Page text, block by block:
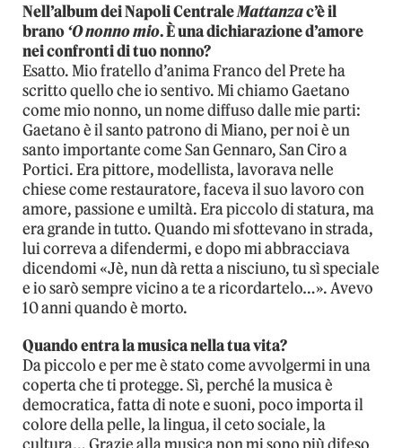
Nell’album dei Napoli CentraleMattanzac’è il
brano‘O nonno mio. È una dichiarazione d’amore
nei confronti di tuo nonno?
Esatto. Mio fratello d’anima Franco del Prete ha
scritto quello che io sentivo. Mi chiamo Gaetano
come mio nonno, un nome diffuso dalle mie parti:
Gaetano è il santo patrono di Miano, per noi è un
santo importante come San Gennaro, San Ciro a
Portici. Era pittore, modellista, lavorava nelle
chiese come restauratore, faceva il suo lavoro con
amore, passione e umiltà. Era piccolo di statura, ma
era grande in tutto. Quando mi sfottevano in strada,
lui correva a difendermi, e dopo mi abbracciava
dicendomi «Jè, nun dà retta a nisciuno, tu sì speciale
e io sarò sempre vicino a te a ricordartelo…». Avevo
10 anni quando è morto.
Quando entra la musica nella tua vita?
Da piccolo e per me è stato come avvolgermi in una
coperta che ti protegge. Sì, perché la musica è
democratica, fatta di note e suoni, poco importa il
colore della pelle, la lingua, il ceto sociale, la